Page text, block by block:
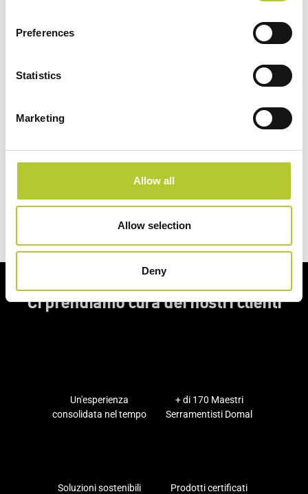
Preferences
Statistics
Marketing
Allow all
Allow selection
Deny
Per saperne di più sul nostro approccio alla sostenibilità:
www.domal.it/il-nostro-approccio-allo-sviluppo-sostenibile/
Hai un progetto in mente?
Richiedi un preventivo
Ci prendiamo cura dei nostri clienti
Un'esperienza
consolidata nel tempo
+ di 170 Maestri
Serramentisti Domal
Soluzioni sostenibili Prodotti certificati